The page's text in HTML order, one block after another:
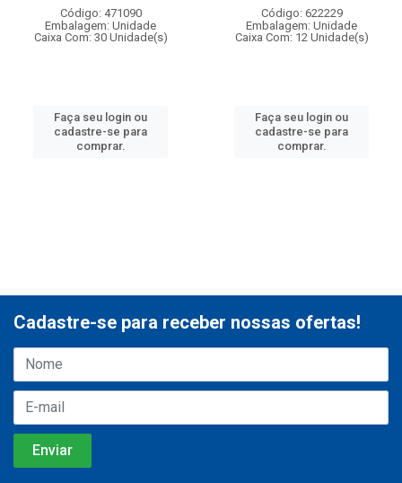
Código: 471090
Embalagem: Unidade
Caixa Com: 30 Unidade(s)
Faça seu login ou
cadastre-se para
comprar.
Código: 622229
Embalagem: Unidade
Caixa Com: 12 Unidade(s)
Faça seu login ou
cadastre-se para
comprar.
Cadastre-se para receber nossas ofertas!